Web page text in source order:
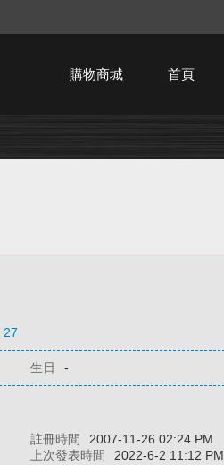
購物商城 首頁
27
生日 -
註冊時間 2007-11-26 02:24 PM
上次發表時間 2022-6-2 11:12 PM